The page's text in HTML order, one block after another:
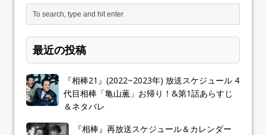
最近の投稿
『相棒21』(2022~2023年) 放送スケジュール 4
代目相棒「亀山薫」お帰り！&第1話あらすじ
＆ネタバレ
『相棒』再放送スケジュール＆カレンダー